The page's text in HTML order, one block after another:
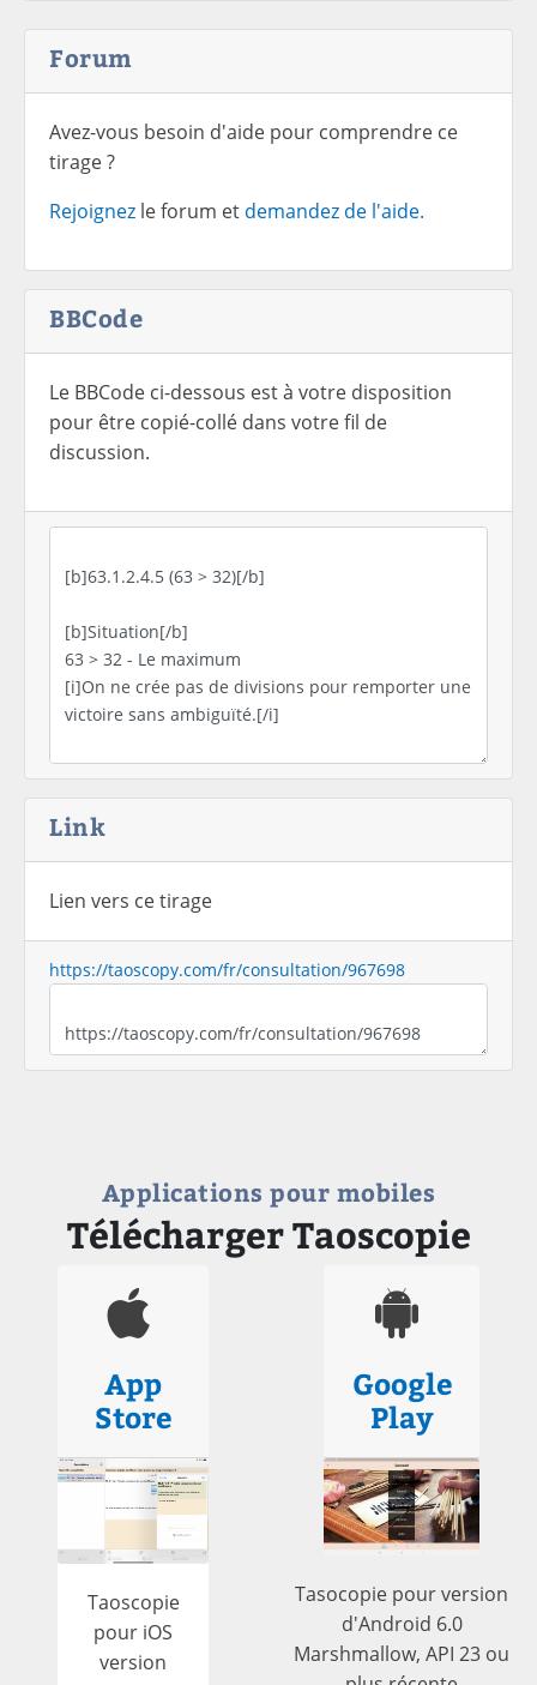
Forum
Avez-vous besoin d'aide pour comprendre ce
tirage ?
Rejoignez le forum et demandez de l'aide.
BBCode
Le BBCode ci-dessous est à votre disposition
pour être copié-collé dans votre fil de
discussion.
Link
Lien vers ce tirage
https://taoscopy.com/fr/consultation/967698
Applications pour mobiles
Télécharger Taoscopie
App
Store
Taoscopie
pour iOS
version
Google
Play
Tasocopie pour version
d'Android 6.0
Marshmallow, API 23 ou